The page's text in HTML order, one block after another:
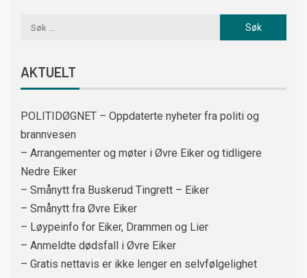
AKTUELT
POLITIDØGNET – Oppdaterte nyheter fra politi og
brannvesen
– Arrangementer og møter i Øvre Eiker og tidligere
Nedre Eiker
– Smånytt fra Buskerud Tingrett – Eiker
– Smånytt fra Øvre Eiker
– Løypeinfo for Eiker, Drammen og Lier
– Anmeldte dødsfall i Øvre Eiker
– Gratis nettavis er ikke lenger en selvfølgelighet